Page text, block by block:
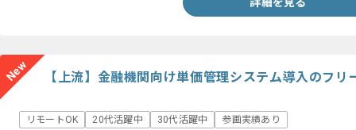
New 【上流】金融機関向け単価管理システム導入のフリ
リモートOK 20代活躍中 30代活躍中 参画実績あり